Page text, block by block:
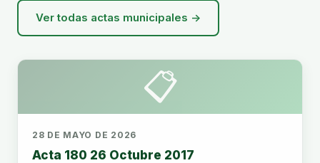
Ver todas actas municipales →
📋
28 DE MAYO DE 2026
Acta 180 26 Octubre 2017